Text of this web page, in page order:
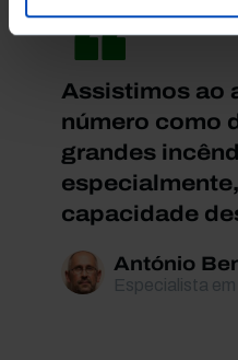
Assistimos ao
número como
grandes
capacidade
António
Especialista